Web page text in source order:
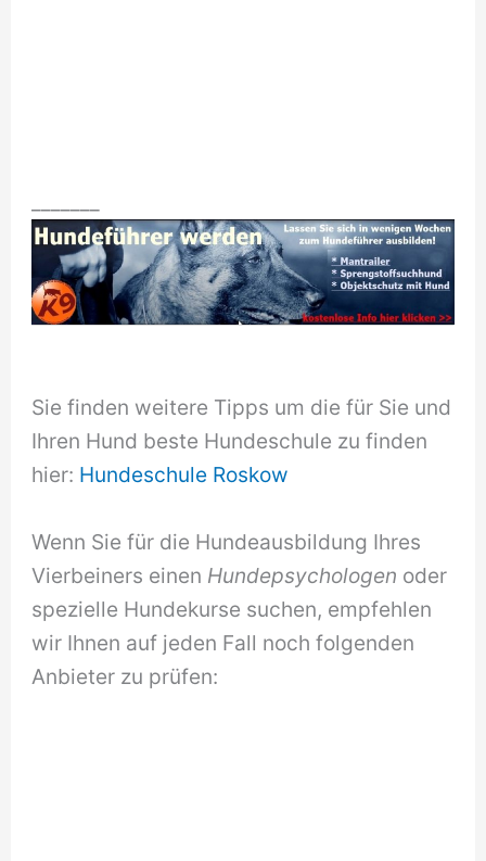
Sie finden weitere Tipps um die für Sie und
Ihren Hund beste Hundeschule zu finden
hier: Hundeschule Roskow
Wenn Sie für die Hundeausbildung Ihres
Vierbeiners einen Hundepsychologen oder
spezielle Hundekurse suchen, empfehlen
wir Ihnen auf jeden Fall noch folgenden
Anbieter zu prüfen: